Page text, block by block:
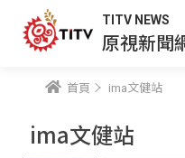
TITV NEWS
原視新聞
首頁 ima文健站
ima文健站